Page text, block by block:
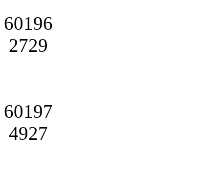
60196
2729
60197
4927